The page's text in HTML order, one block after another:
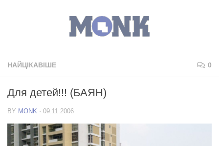
НАЙЦІКАВІШЕ 0
Для детей!!! (БАЯН)
BY MONK · 09.11.2006